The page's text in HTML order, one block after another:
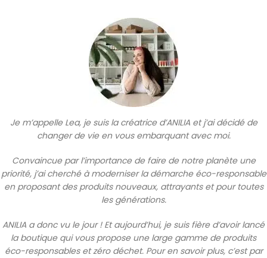
Je m’appelle Lea, je suis la créatrice d’ANILIA et j’ai décidé de
changer de vie en vous embarquant avec moi.
Convaincue par l’importance de faire de notre planète une
priorité, j’ai cherché à moderniser la démarche éco-responsable
en proposant des produits nouveaux, attrayants et pour toutes
les générations.
ANILIA a donc vu le jour ! Et aujourd’hui, je suis fière d’avoir lancé
la boutique qui vous propose une large gamme de produits
éco-responsables et zéro déchet. Pour en savoir plus, c’est par